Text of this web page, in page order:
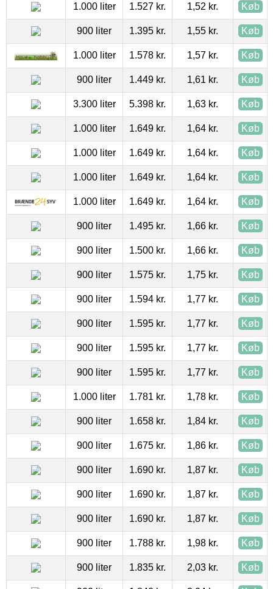
1.000 liter 1.527 kr. 1,52 kr. Køb
900 liter 1.395 kr. 1,55 kr. Køb
1.000 liter 1.578 kr. 1,57 kr. Køb
900 liter 1.449 kr. 1,61 kr. Køb
3.300 liter 5.398 kr. 1,63 kr. Køb
1.000 liter 1.649 kr. 1,64 kr. Køb
1.000 liter 1.649 kr. 1,64 kr. Køb
1.000 liter 1.649 kr. 1,64 kr. Køb
1.000 liter 1.649 kr. 1,64 kr. Køb
900 liter 1.495 kr. 1,66 kr. Køb
900 liter 1.500 kr. 1,66 kr. Køb
900 liter 1.575 kr. 1,75 kr. Køb
900 liter 1.594 kr. 1,77 kr. Køb
900 liter 1.595 kr. 1,77 kr. Køb
900 liter 1.595 kr. 1,77 kr. Køb
900 liter 1.595 kr. 1,77 kr. Køb
1.000 liter 1.781 kr. 1,78 kr. Køb
900 liter 1.658 kr. 1,84 kr. Køb
900 liter 1.675 kr. 1,86 kr. Køb
900 liter 1.690 kr. 1,87 kr. Køb
900 liter 1.690 kr. 1,87 kr. Køb
900 liter 1.690 kr. 1,87 kr. Køb
900 liter 1.788 kr. 1,98 kr. Køb
900 liter 1.835 kr. 2,03 kr. Køb